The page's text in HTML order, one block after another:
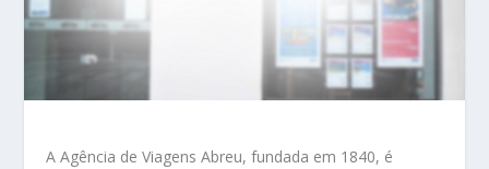
A Agência de Viagens Abreu, fundada em 1840, é